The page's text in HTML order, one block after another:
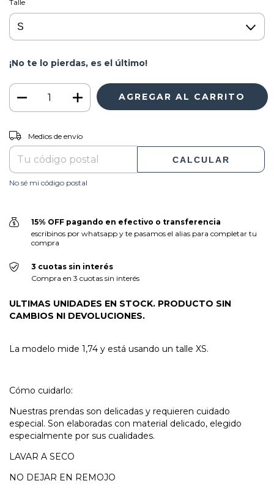
Talle
¡No te lo pierdas, es el último!
Entregas para el CP:
Medios de envío
CALCULAR
No sé mi código postal
15% OFF pagando en efectivo o transferencia
escribinos por whatsapp y te pasamos el alias para completar tu
compra
3 cuotas sin interés
Compra en 3 cuotas sin interés
ULTIMAS UNIDADES EN STOCK. PRODUCTO SIN
CAMBIOS NI DEVOLUCIONES.
La modelo mide 1,74 y está usando un talle XS.
Cómo cuidarlo:
Nuestras prendas son delicadas y requieren cuidado
especial. Son elaboradas con material delicado, elegido
especialmente por sus cualidades.
LAVAR A SECO
NO DEJAR EN REMOJO